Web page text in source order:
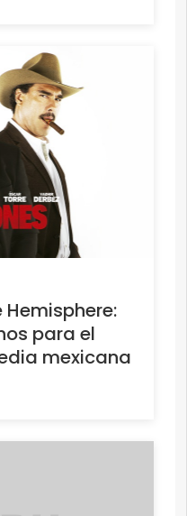
para el
mexicana